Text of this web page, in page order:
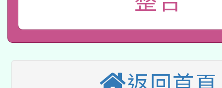
國立臺灣師範大學辦
年度健康促進學校輔導
業成長研習」實施計畫
本館辦理115年度閱讀
暨閱讀推動專業研習
科技賦能─人工智慧
礎課程
A3數位素養講師名單